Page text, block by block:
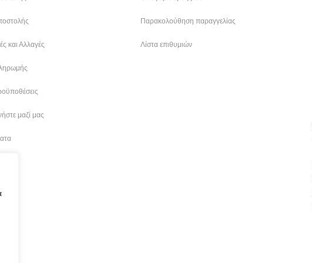
και Αλλαγές
μαζί μας
Παρακολούθηση παραγγελίας
Λίστα επιθυμιών